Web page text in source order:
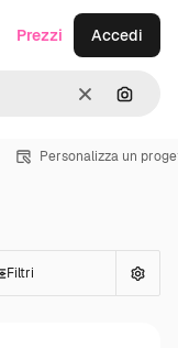
CancellaCerca
Prezzi Accedi
Personalizza un
Filtri